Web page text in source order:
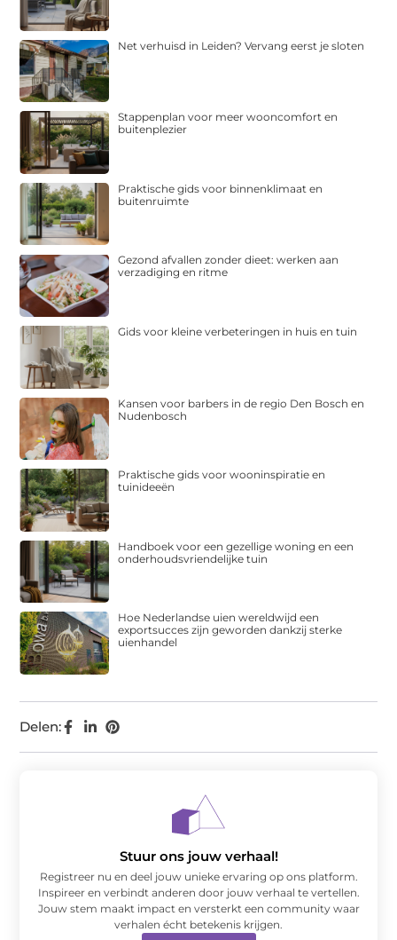
Delen:
Net verhuisd in Leiden? Vervang eerst je sloten
Stappenplan voor meer wooncomfort en
buitenplezier
Praktische gids voor binnenklimaat en
buitenruimte
Gezond afvallen zonder dieet: werken aan
verzadiging en ritme
Gids voor kleine verbeteringen in huis en tuin
Kansen voor barbers in de regio Den Bosch en
Nudenbosch
Praktische gids voor wooninspiratie en
tuinideeën
Handboek voor een gezellige woning en een
onderhoudsvriendelijke tuin
Hoe Nederlandse uien wereldwijd een
exportsucces zijn geworden dankzij sterke
uienhandel
Stuur ons jouw verhaal!
Registreer nu en deel jouw unieke ervaring op ons platform.
Inspireer en verbindt anderen door jouw verhaal te vertellen.
Jouw stem maakt impact en versterkt een community waar
verhalen écht betekenis krijgen.